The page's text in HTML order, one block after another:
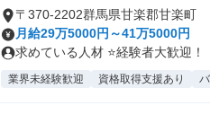
〒370-2202群馬県甘楽郡甘楽町
月給29万5000円～41万5000円
求めている人材 ⭐経験者大歓迎
業界未経験歓迎 資格取得支援あり